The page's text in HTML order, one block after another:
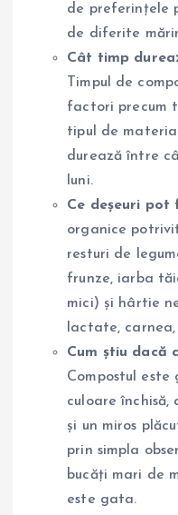
de preferințele
de diferite
Cât timp
Timpul de
factori precum
tipul de
durează între
luni.
Ce deșeuri pot
organice
resturi de
frunze, iarba
mici) și hârtie
lactate,
Cum știu dacă
Compostul
culoare
și un miros
prin simpla
bucăți mari de
este gata.